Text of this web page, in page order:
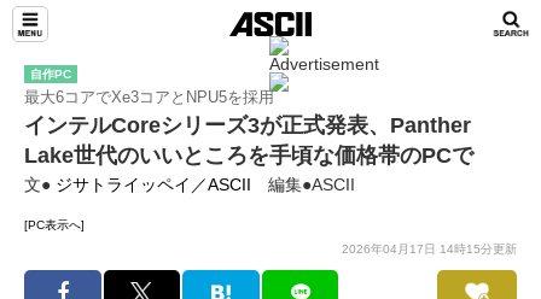
自作PC
最大6コアでXe3コアとNPU5を採用
インテルCoreシリーズ3が正式発表、Panther
Lake世代のいいところを手頃な価格帯のPCで
文● ジサトライッペイ／ASCII 編集●ASCII
[PC表示へ]
2026年04月17日 14時15分更新